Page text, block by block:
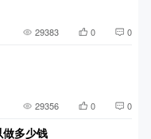
29383 0 0
29356 0 0
多少钱